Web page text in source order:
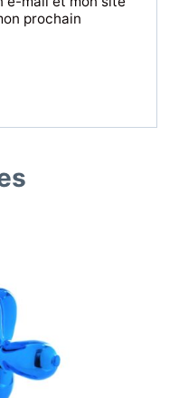
prochain